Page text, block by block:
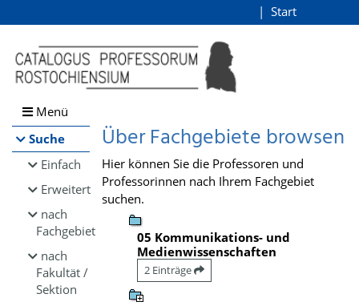
Browsen
direkt zum Inhalt
Start
Menü
Suche
Einfach
Erweitert
nach
Fachgebiet
nach
Fakultät /
Sektion
Über Fachgebiete browsen
Hier können Sie die Professoren und
Professorinnen nach Ihrem Fachgebiet
suchen.
05 Kommunikations- und
Medienwissenschaften
2 Einträge